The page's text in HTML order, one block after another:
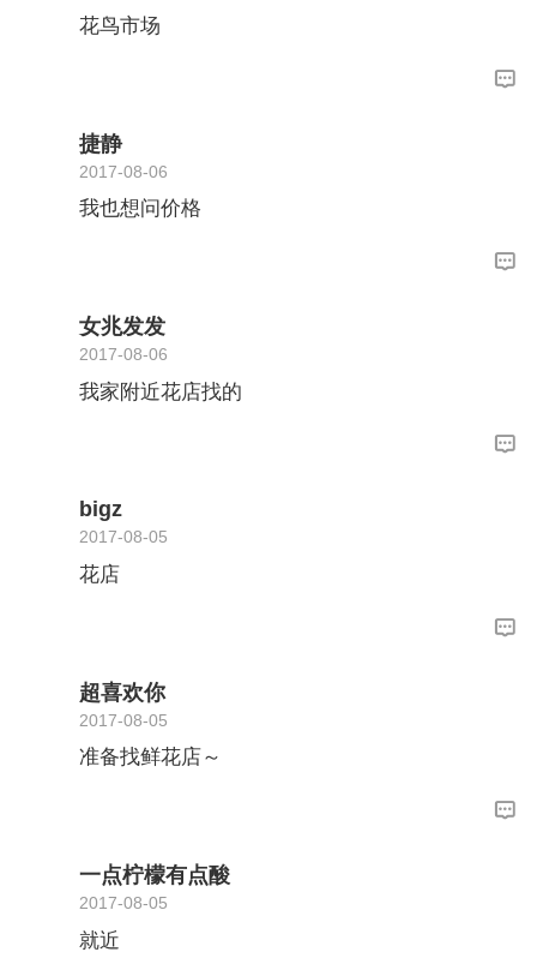
花鸟市场
捷静
2017-08-06
我也想问价格
女兆发发
2017-08-06
我家附近花店找的
bigz
2017-08-05
花店
超喜欢你
2017-08-05
准备找鲜花店～
一点柠檬有点酸
2017-08-05
就近